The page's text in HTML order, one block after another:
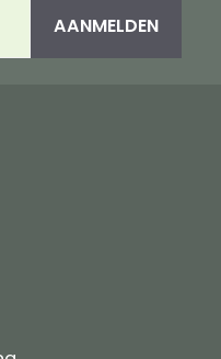
AANMELDEN